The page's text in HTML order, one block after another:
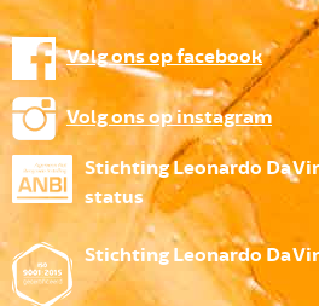
Volg ons op facebook
Volg ons op instagram
Stichting Leonardo Da
status
Stichting Leonardo Da